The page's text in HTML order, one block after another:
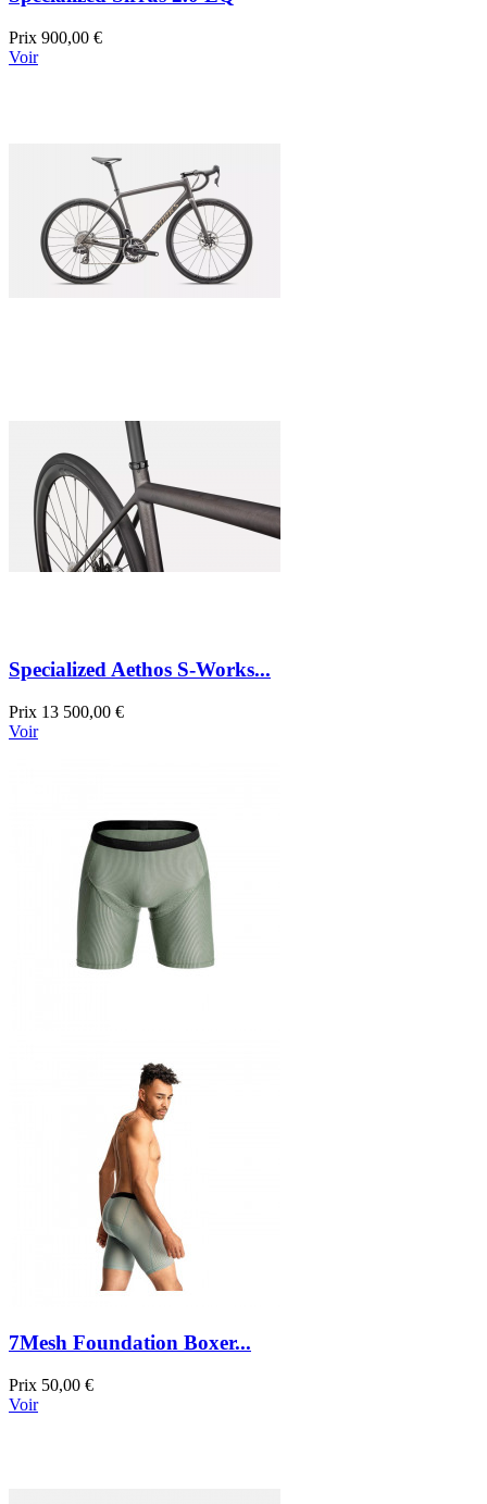
Prix 900,00 €
Voir
Specialized Aethos S-Works...
Prix 13 500,00 €
Voir
7Mesh Foundation Boxer...
Prix 50,00 €
Voir